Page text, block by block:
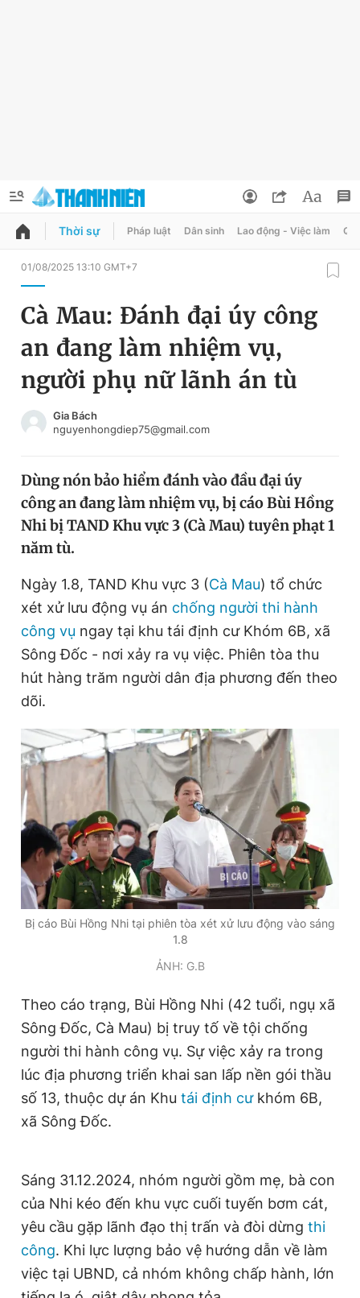
QUẢNG CÁO
Chuyên mục
Chuyên mục khác
Chào ngày mới
Video Magazine
Sản phẩm khác
Tiện ích Bạn cần biết
Thông tin tòa soạn Liên hệ quảng cáo
Đọc Thanh Niên trên điện thoại
Theo dõi báo trên
Hotline Liên hệ quảng cáo
0908 780 404
Tổng biên tập: Nguyễn Ngọc Toàn
Phó tổng biên tập thường trực: Hải Thành
Phó tổng biên tập: Trần Việt Hưng
Tổng thư ký tòa soạn: Đức Trung
Giấy phép xuất bản số 110/GP - BTTTT cấp ngày 24.3.2020
© 2003-2026 Bản quyền thuộc về Báo Thanh Niên. Cấm sao
chép dưới mọi hình thức nếu không có sự chấp thuận bằng văn
Đổi mật khẩu
Tin đã lưu
Tin đã xem
Đăng xuất
Thời sự Pháp luật Dân sinh Lao động - Việc làm
01/08/2025 13:10 GMT+7
Cà Mau: Đánh đại úy công
an đang làm nhiệm vụ,
người phụ nữ lãnh án tù
Gia Bách
nguyenhongdiep75@gmail.com
Dùng nón bảo hiểm đánh vào đầu đại úy
công an đang làm nhiệm vụ, bị cáo Bùi Hồng
Nhi bị TAND Khu vực 3 (Cà Mau) tuyên phạt 1
năm tù.
Ngày 1.8, TAND Khu vực 3 (Cà Mau) tổ chức
xét xử lưu động vụ án chống người thi hành
công vụ ngay tại khu tái định cư Khóm 6B, xã
Sông Đốc - nơi xảy ra vụ việc. Phiên tòa thu
hút hàng trăm người dân địa phương đến theo
dõi.
Bị cáo Bùi Hồng Nhi tại phiên tòa xét xử lưu động vào sáng
1.8
ẢNH: G.B
Theo cáo trạng, Bùi Hồng Nhi (42 tuổi, ngụ xã
Sông Đốc, Cà Mau) bị truy tố về tội chống
người thi hành công vụ. Sự việc xảy ra trong
lúc địa phương triển khai san lấp nền gói thầu
số 13, thuộc dự án Khu tái định cư khóm 6B,
xã Sông Đốc.
Sáng 31.12.2024, nhóm người gồm mẹ, bà con
của Nhi kéo đến khu vực cuối tuyến bơm cát,
yêu cầu gặp lãnh đạo thị trấn và đòi dừng thi
công. Khi lực lượng bảo vệ hướng dẫn về làm
việc tại UBND, cả nhóm không chấp hành, lớn